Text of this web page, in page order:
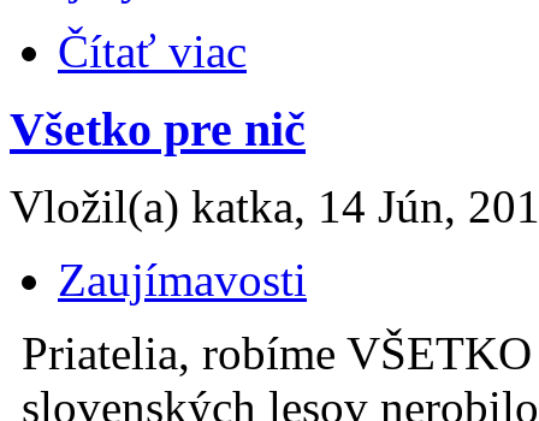
Čítať viac
Všetko pre nič
Vložil(a) katka, 14 Jún,
Zaujímavosti
Priatelia, robíme
slovenských lesov